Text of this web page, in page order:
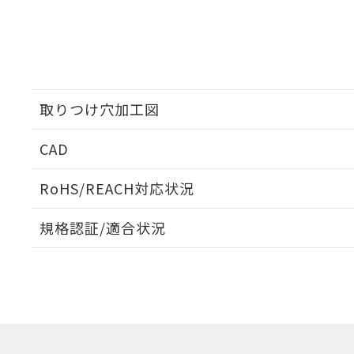
取りつけ穴加工図
CAD
RoHS/REACH対応状況
EU RoHS 注意事項・凡例
規格認証/適合状況